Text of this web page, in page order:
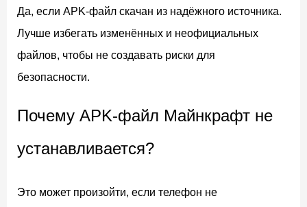
Да, если APK-файл скачан из надёжного источника.
Лучше избегать изменённых и неофициальных
файлов, чтобы не создавать риски для
безопасности.
Почему APK-файл Майнкрафт не
устанавливается?
Это может произойти, если телефон не